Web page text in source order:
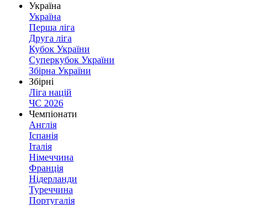
Україна
Україна
Перша ліга
Друга ліга
Кубок України
Суперкубок України
Збірна України
Збірні
Ліга націй
ЧС 2026
Чемпіонати
Англія
Іспанія
Італія
Німеччина
Франція
Нідерланди
Туреччина
Португалія